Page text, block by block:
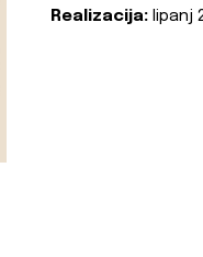
Realizacija: lipanj